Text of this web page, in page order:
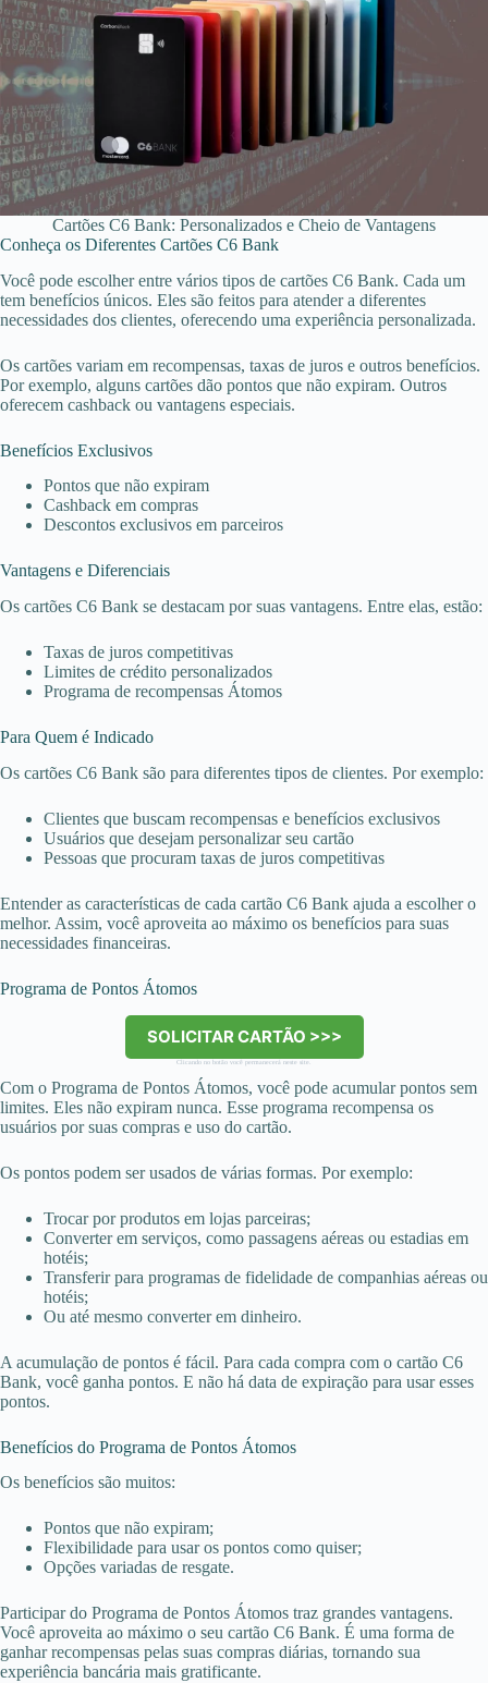
Cartões C6 Bank: Personalizados e Cheio de Vantagens
Conheça os Diferentes Cartões C6 Bank
Você pode escolher entre vários tipos de cartões C6 Bank. Cada um
tem benefícios únicos. Eles são feitos para atender a diferentes
necessidades dos clientes, oferecendo uma experiência personalizada.
Os cartões variam em recompensas, taxas de juros e outros benefícios.
Por exemplo, alguns cartões dão pontos que não expiram. Outros
oferecem cashback ou vantagens especiais.
Benefícios Exclusivos
Pontos que não expiram
Cashback em compras
Descontos exclusivos em parceiros
Vantagens e Diferenciais
Os cartões C6 Bank se destacam por suas vantagens. Entre elas, estão:
Taxas de juros competitivas
Limites de crédito personalizados
Programa de recompensas Átomos
Para Quem é Indicado
Os cartões C6 Bank são para diferentes tipos de clientes. Por exemplo:
Clientes que buscam recompensas e benefícios exclusivos
Usuários que desejam personalizar seu cartão
Pessoas que procuram taxas de juros competitivas
Entender as características de cada cartão C6 Bank ajuda a escolher o
melhor. Assim, você aproveita ao máximo os benefícios para suas
necessidades financeiras.
Programa de Pontos Átomos
SOLICITAR CARTÃO >>>
Clicando no botão você permanecerá neste site.
Com o Programa de Pontos Átomos, você pode acumular pontos sem
limites. Eles não expiram nunca. Esse programa recompensa os
usuários por suas compras e uso do cartão.
Os pontos podem ser usados de várias formas. Por exemplo:
Trocar por produtos em lojas parceiras;
Converter em serviços, como passagens aéreas ou estadias em
hotéis;
Transferir para programas de fidelidade de companhias aéreas ou
hotéis;
Ou até mesmo converter em dinheiro.
A acumulação de pontos é fácil. Para cada compra com o cartão C6
Bank, você ganha pontos. E não há data de expiração para usar esses
pontos.
Benefícios do Programa de Pontos Átomos
Os benefícios são muitos:
Pontos que não expiram;
Flexibilidade para usar os pontos como quiser;
Opções variadas de resgate.
Participar do Programa de Pontos Átomos traz grandes vantagens.
Você aproveita ao máximo o seu cartão C6 Bank. É uma forma de
ganhar recompensas pelas suas compras diárias, tornando sua
experiência bancária mais gratificante.